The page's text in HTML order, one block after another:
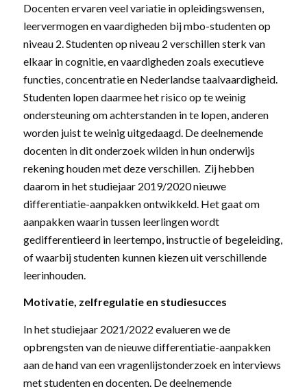
Docenten ervaren veel variatie in opleidingswensen,
leervermogen en vaardigheden bij mbo-studenten op
niveau 2. Studenten op niveau 2 verschillen sterk van
elkaar in cognitie, en vaardigheden zoals executieve
functies, concentratie en Nederlandse taalvaardigheid.
Studenten lopen daarmee het risico op te weinig
ondersteuning om achterstanden in te lopen, anderen
worden juist te weinig uitgedaagd. De deelnemende
docenten in dit onderzoek wilden in hun onderwijs
rekening houden met deze verschillen. Zij hebben
daarom in het studiejaar 2019/2020 nieuwe
differentiatie-aanpakken ontwikkeld. Het gaat om
aanpakken waarin tussen leerlingen wordt
gedifferentieerd in leertempo, instructie of begeleiding,
of waarbij studenten kunnen kiezen uit verschillende
leerinhouden.
Motivatie, zelfregulatie en studiesucces
In het studiejaar 2021/2022 evalueren we de
opbrengsten van de nieuwe differentiatie-aanpakken
aan de hand van een vragenlijstonderzoek en interviews
met studenten en docenten. De deelnemende